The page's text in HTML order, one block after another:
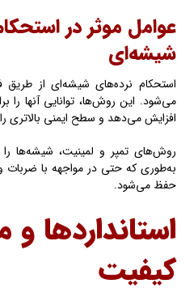
عوامل موثر در
شیشه‌ای
استحکام نرده‌های شیشه‌ای از طریق
می‌شود. این روش‌ها، توانایی آنها را
افزایش می‌دهد و سطح ایمنی بالاتری
روش‌های تمپر و لمینیت، شیشه‌ها را
به‌طوری که حتی در مواجهه با ضربات
حفظ می‌شود.
استانداردها و
کیفیت